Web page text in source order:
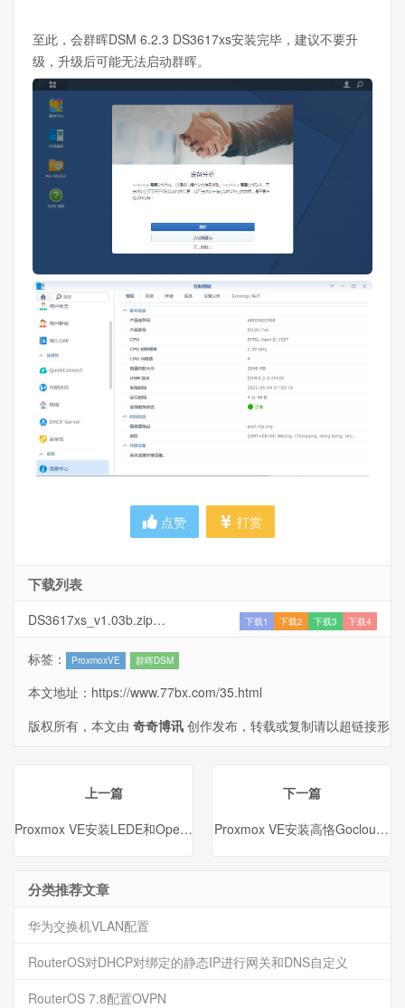
至此，会群晖DSM 6.2.3 DS3617xs安装完毕，建议不要升
级，升级后可能无法启动群晖。
点赞 打赏
下载列表
DS3617xs_v1.03b.zip 下载1 下载2 下载3 下载4
标签： ProxmoxVE 群晖DSM
本文地址： https://www.77bx.com/35.html
版权所有，本文由 奇奇博讯 创作发布，转载或复制请以超链接形
上一篇
Proxmox VE安装LEDE和OpenWrt
下一篇
Proxmox VE安装高恪Gocloud
分类推荐文章
华为交换机VLAN配置
RouterOS对DHCP对绑定的静态IP进行网关和DNS自定义
RouterOS 7.8配置OVPN